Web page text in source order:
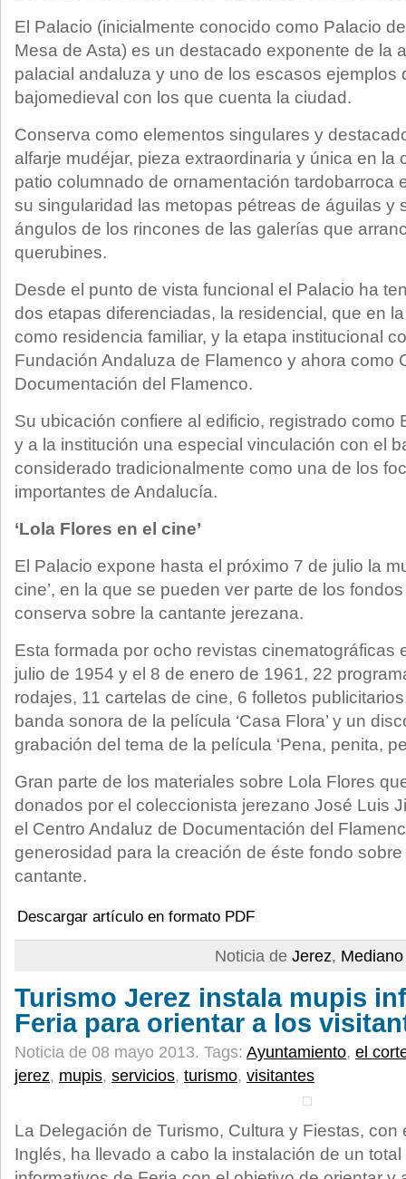
El Palacio (inicialmente conocido como Palacio
Mesa de Asta) es un destacado exponente de la
palacial andaluza y uno de los escasos ejemplos
bajomedieval con los que cuenta la ciudad.
Conserva como elementos singulares y
alfarje mudéjar, pieza extraordinaria y única en la
patio columnado de ornamentación tardobarroca
su singularidad las metopas pétreas de águilas y
ángulos de los rincones de las galerías que
querubines.
Desde el punto de vista funcional el Palacio ha
dos etapas diferenciadas, la residencial, que en
como residencia familiar, y la etapa institucional
Fundación Andaluza de Flamenco y ahora como
Documentación del Flamenco.
Su ubicación confiere al edificio, registrado como
y a la institución una especial vinculación con el
considerado tradicionalmente como una de los
importantes de Andalucía.
‘Lola Flores en el cine’
El Palacio expone hasta el próximo 7 de julio la
cine’, en la que se pueden ver parte de los
conserva sobre la cantante jerezana.
Esta formada por ocho revistas cinematográficas
julio de 1954 y el 8 de enero de 1961, 22
rodajes, 11 cartelas de cine, 6 folletos
banda sonora de la película ‘Casa Flora’ y un
grabación del tema de la película ‘Pena, penita,
Gran parte de los materiales sobre Lola Flores
donados por el coleccionista jerezano José Luis
el Centro Andaluz de Documentación del
generosidad para la creación de éste fondo
cantante.
Descargar artículo en formato PDF
Noticia de Jerez,
Turismo Jerez instala mupis
Feria para orientar a los
Noticia de 08 mayo 2013. Tags: Ayuntamiento, el
jerez, mupis, servicios, turismo, visitantes
La Delegación de Turismo, Cultura y Fiestas, con
Inglés, ha llevado a cabo la instalación de un